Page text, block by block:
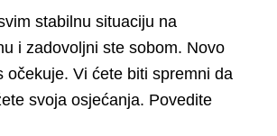
stabilnu situaciju na
i zadovoljni ste sobom. Novo
očekuje. Vi ćete biti spremni da
svoja osjećanja. Povedite